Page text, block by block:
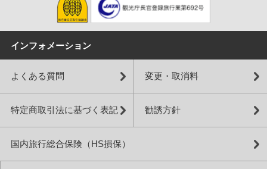
インフォメーション
よくある質問 変更・取消料
特定商取引法に基づく表記 勧誘方針
国内旅行総合保険（HS損保）